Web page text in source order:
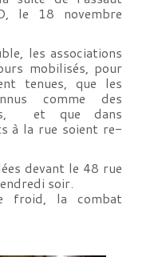
le 18 novembre
les associations
mobilisés, pour
tenues, que les
comme des
et que dans
à la rue soient re-
devant le 48 rue
soir.
froid, la combat